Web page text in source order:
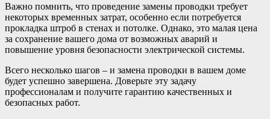
Важно помнить, что проведение замены проводки требует
некоторых временных затрат, особенно если потребуется
прокладка штроб в стенах и потолке. Однако, это малая цена
за сохранение вашего дома от возможных аварий и
повышение уровня безопасности электрической системы.
Всего несколько шагов – и замена проводки в вашем доме
будет успешно завершена. Доверьте эту задачу
профессионалам и получите гарантию качественных и
безопасных работ.